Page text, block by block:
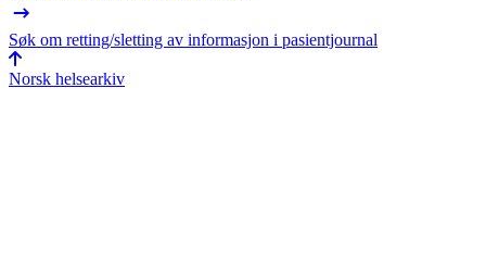
Søk om retting/sletting av informasjon i pasientjournal
Norsk helsearkiv